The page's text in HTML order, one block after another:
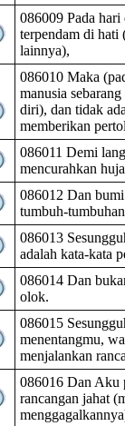
086009 Pada hari
terpendam di hati
lainnya),
086010 Maka
manusia
diri), dan tidak
memberikan
086011 Demi
mencurahkan
086012 Dan
tumbuh-
086013
adalah kata-kata
086014 Dan
olok.
086015
menentangmu,
menjalankan
086016 Dan Aku
rancangan jahat